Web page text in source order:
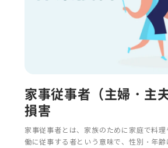
家事従事者（主婦・主
損害
家事従事者とは、家族のために家庭で料
働に従事する者という意味で、性別・年